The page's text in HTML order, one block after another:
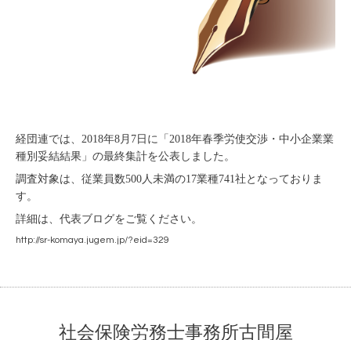
経団連では、2018年8月7日に「2018年春季労使交渉・中小企業業
種別妥結結果」の最終集計を公表しました。
調査対象は、従業員数500人未満の17業種741社となっておりま
す。
詳細は、代表ブログをご覧ください。
http://sr-komaya.jugem.jp/?eid=329
社会保険労務士事務所古間屋